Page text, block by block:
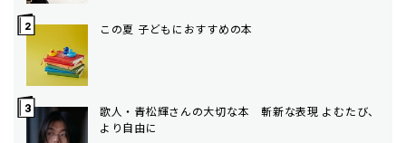
この夏 子どもにおすすめの本
歌人・青松輝さんの大切な本 斬新な表現 よむたび、
より自由に